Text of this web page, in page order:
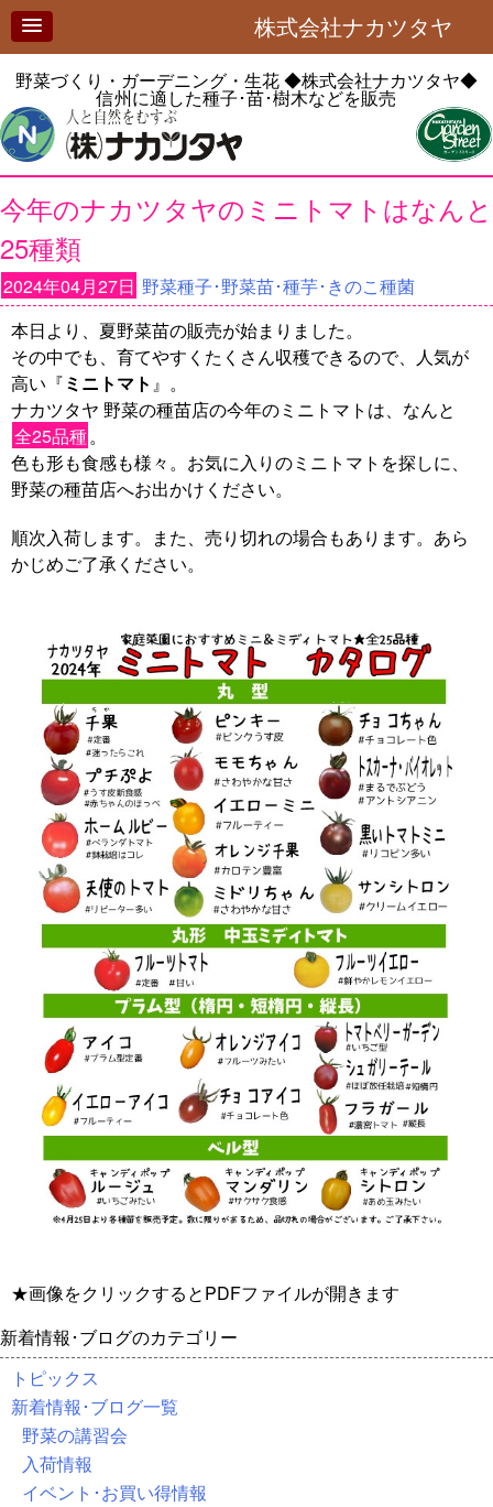
株式会社ナカツタヤ
野菜づくり・ガーデニング・生花◆株式会社ナカツタヤ◆
信州に適した種子･苗･樹木などを販売
今年のナカツタヤのミニトマトはなんと
25種類
2024年04月27日 野菜種子･野菜苗･種芋･きのこ種菌
本日より、夏野菜苗の販売が始まりました。
その中でも、育てやすくたくさん収穫できるので、人気が
高い『ミニトマト 』。
ナカツタヤ 野菜の種苗店の今年のミニトマトは、なんと
全25品種。
色も形も食感も様々。お気に入りのミニトマトを探しに、
野菜の種苗店へお出かけください。
順次入荷します。また、売り切れの場合もあります。あら
かじめご了承ください。
★画像をクリックするとPDFファイルが開きます
新着情報･ブログのカテゴリー
トピックス
新着情報･ブログ一覧
野菜の講習会
入荷情報
イベント･お買い得情報